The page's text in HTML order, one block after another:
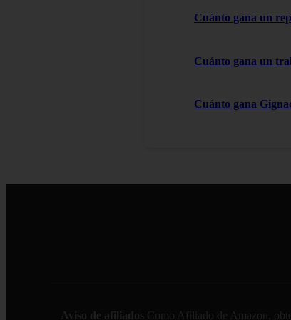
Cuánto gana un
Cuánto gana un
Cuánto gana
Aviso de afiliados Como Afiliado de Amazon,